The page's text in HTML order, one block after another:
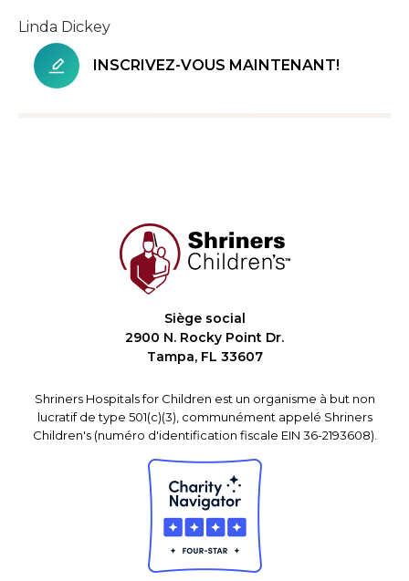
Linda Dickey
INSCRIVEZ-VOUS MAINTENANT!
Siège social
2900 N. Rocky Point Dr.
Tampa, FL 33607
Shriners Hospitals for Children est un organisme à but non
lucratif de type 501(c)(3), communément appelé Shriners
Children's (numéro d'identification fiscale EIN 36-2193608).